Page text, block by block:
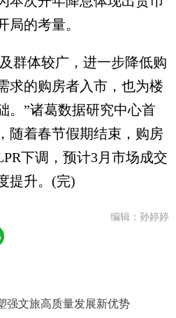
局的考量。
体较广，进一步降低购
求的购房者入市，也为楼
。”诸葛数据研究中心首
随着春节假期结束，购房
下调，预计3月市场成交
提升。(完)
编辑：孙婷婷
强文旅高质量发展新优势